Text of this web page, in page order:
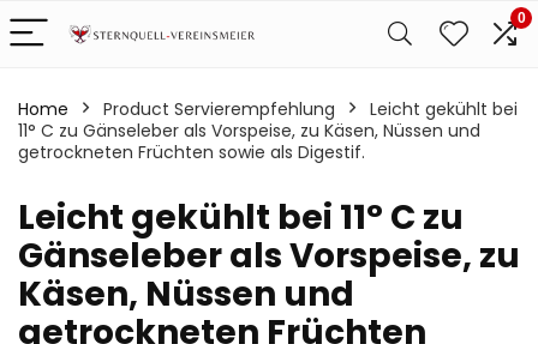
0
Home Product Servierempfehlung
‎Leicht gekühlt bei
11° C zu Gänseleber als Vorspeise, zu Käsen, Nüssen und
getrockneten Früchten sowie als Digestif.
‎Leicht gekühlt bei 11° C zu
Gänseleber als Vorspeise, zu
Käsen, Nüssen und
getrockneten Früchten